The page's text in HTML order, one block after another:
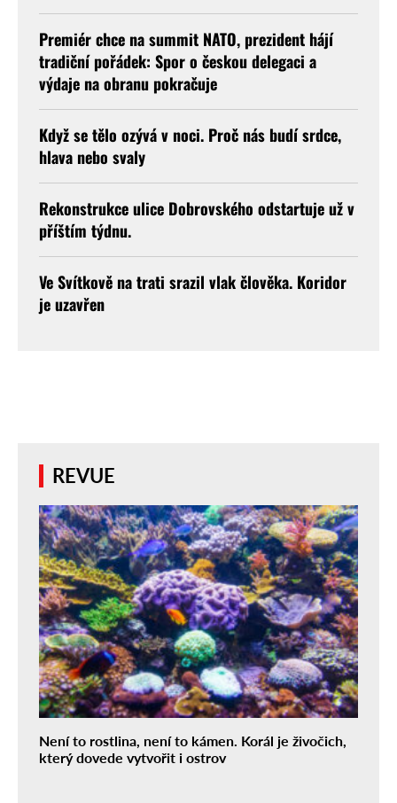
Premiér chce na summit NATO, prezident hájí
tradiční pořádek: Spor o českou delegaci a
výdaje na obranu pokračuje
Když se tělo ozývá v noci. Proč nás budí srdce,
hlava nebo svaly
Rekonstrukce ulice Dobrovského odstartuje už v
příštím týdnu.
Ve Svítkově na trati srazil vlak člověka. Koridor
je uzavřen
REVUE
Není to rostlina, není to kámen. Korál je živočich,
který dovede vytvořit i ostrov